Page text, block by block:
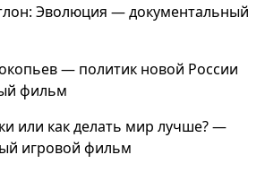
Эволюция — документальный
— политик новой России
фильм
или как делать мир лучше?—
игровой фильм